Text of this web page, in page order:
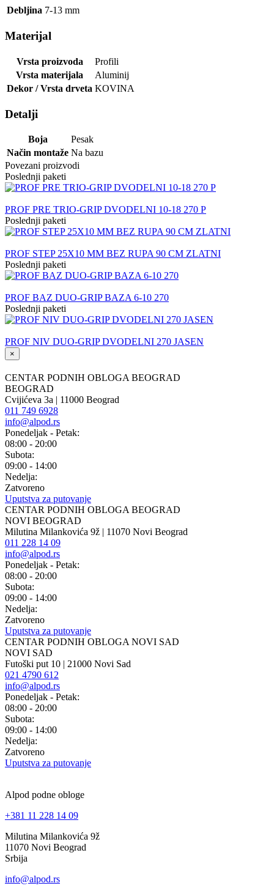
Debljina 7-13 mm
Materijal
Vrsta proizvoda
Profili
Vrsta materijala
Aluminij
Dekor / Vrsta drveta KOVINA
Detalji
Boja
Pesak
Način montaže Na bazu
Povezani proizvodi
Poslednji paketi
PROF PRE TRIO-GRIP DVODELNI 10-18 270 P
Poslednji paketi
PROF STEP 25X10 MM BEZ RUPA 90 CM ZLATNI
Poslednji paketi
PROF BAZ DUO-GRIP BAZA 6-10 270
Poslednji paketi
PROF NIV DUO-GRIP DVODELNI 270 JASEN
×
CENTAR PODNIH OBLOGA BEOGRAD
BEOGRAD
Cvijićeva 3a | 11000 Beograd
011 749 6928
info@alpod.rs
Ponedeljak - Petak:
08:00 - 20:00
Subota:
09:00 - 14:00
Nedelja:
Zatvoreno
Uputstva za putovanje
CENTAR PODNIH OBLOGA BEOGRAD
NOVI BEOGRAD
Milutina Milankovića 9ž | 11070 Novi Beograd
011 228 14 09
info@alpod.rs
Ponedeljak - Petak:
08:00 - 20:00
Subota:
09:00 - 14:00
Nedelja:
Zatvoreno
Uputstva za putovanje
CENTAR PODNIH OBLOGA NOVI SAD
NOVI SAD
Futoški put 10 | 21000 Novi Sad
021 4790 612
info@alpod.rs
Ponedeljak - Petak:
08:00 - 20:00
Subota:
09:00 - 14:00
Nedelja:
Zatvoreno
Uputstva za putovanje
Alpod podne obloge
+381 11 228 14 09
Milutina Milankovića 9ž
11070 Novi Beograd
Srbija
info@alpod.rs